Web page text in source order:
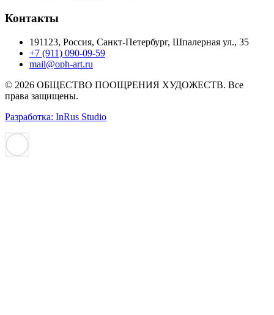
Контакты
191123, Россия, Санкт-Петербург, Шпалерная ул., 35
+7 (911) 090-09-59
mail@oph-art.ru
© 2026 ОБЩЕСТВО ПООЩРЕНИЯ ХУДОЖЕСТВ. Все
права защищены.
Разработка: InRus Studio